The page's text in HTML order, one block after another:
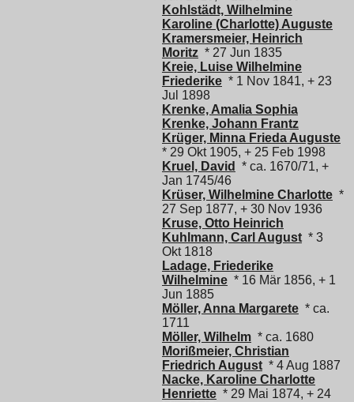
Kohlstädt, Wilhelmine
Karoline (Charlotte) Auguste
Kramersmeier, Heinrich
Moritz * 27 Jun 1835
Kreie, Luise Wilhelmine
Friederike * 1 Nov 1841, + 23
Jul 1898
Krenke, Amalia Sophia
Krenke, Johann Frantz
Krüger, Minna Frieda Auguste
* 29 Okt 1905, + 25 Feb 1998
Kruel, David
* ca. 1670/71, +
Jan 1745/46
Krüser, Wilhelmine Charlotte *
27 Sep 1877, + 30 Nov 1936
Kruse, Otto Heinrich
Kuhlmann, Carl August * 3
Okt 1818
Ladage, Friederike
Wilhelmine * 16 Mär 1856, + 1
Jun 1885
Möller, Anna Margarete * ca.
1711
Möller, Wilhelm * ca. 1680
Morißmeier, Christian
Friedrich August * 4 Aug 1887
Nacke, Karoline Charlotte
Henriette * 29 Mai 1874, + 24